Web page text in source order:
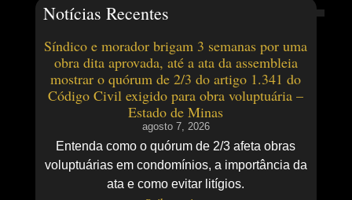
Notícias Recentes
Síndico e morador brigam 3 semanas por uma
obra dita aprovada, até a ata da assembleia
mostrar o quórum de 2/3 do artigo 1.341 do
Código Civil exigido para obra voluptuária –
Estado de Minas
agosto 7, 2026
Entenda como o quórum de 2/3 afeta obras
voluptuárias em condomínios, a importância da
ata e como evitar litígios.